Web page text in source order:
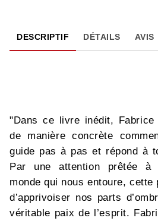
DESCRIPTIF DÉTAILS AVIS
"Dans ce livre inédit, Fabrice
de manière concrète
guide pas à pas et répond à
Par une attention prêtée à
monde qui nous entoure, cette
d’apprivoiser nos parts
véritable paix de l’esprit.